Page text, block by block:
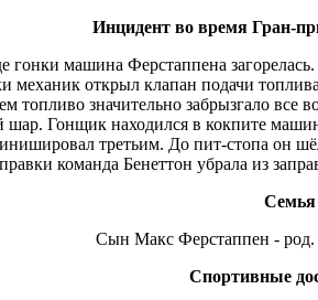
Инцидент во время Гран-
гонки машина Ферстаппена
механик открыл клапан подачи
топливо значительно забрызгало
шар. Гонщик находился в кокпите
третьим. До пит-стопа он
команда Бенеттон убрала из
Семья
Сын Макс Ферстаппен - род.
Спортивные